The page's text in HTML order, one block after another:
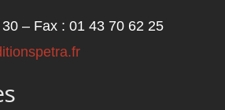
– Fax : 01 43 70 62 25